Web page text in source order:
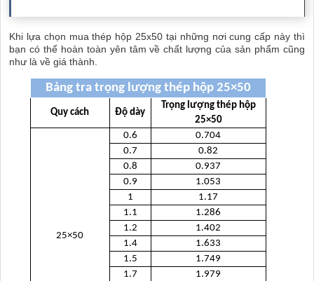
Khi lựa chọn mua thép hộp 25x50 tại những nơi cung cấp này thì
bạn có thể hoàn toàn yên tâm về chất lượng của sản phẩm cũng
như là về giá thành.
Bảng tra trọng lượng thép hộp 25×50
Quy cách Độ dày
Trọng lượng thép hộp
25×50
25×50
0.6
0.704
0.7
0.82
0.8
0.937
0.9
1.053
1
1.17
1.1
1.286
1.2
1.402
1.4
1.633
1.5
1.749
1.7
1.979